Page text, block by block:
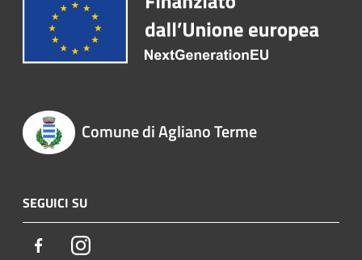
Comune di Agliano Terme
SEGUICI SU
FacebookInstagram